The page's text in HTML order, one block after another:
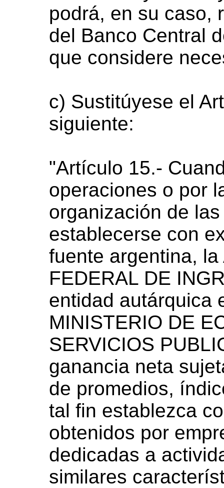
podrá, en su caso,
del Banco Central
que considere
c) Sustitúyese el
siguiente:
"Artículo 15.-
operaciones o por
organización de
establecerse con
fuente argentina,
FEDERAL DE
entidad autárquica
MINISTERIO DE
SERVICIOS
ganancia neta
de promedios,
tal fin establezca
obtenidos por
dedicadas a
similares